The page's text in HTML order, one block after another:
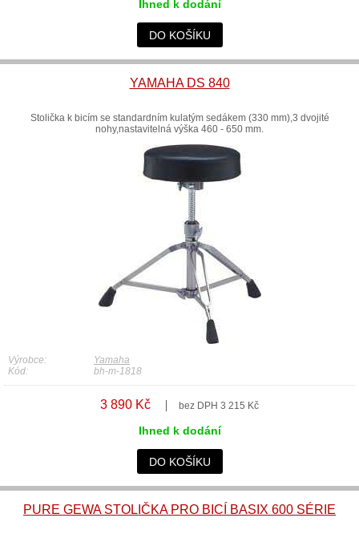
Ihned k dodání
DO KOŠÍKU
YAMAHA DS 840
Stolička k bicím se standardním kulatým sedákem (330 mm),3 dvojité
nohy,nastavitelná výška 460 - 650 mm.
Výrobce:
Yamaha
Kód:
bh-m-1818
3 890 Kč bez DPH 3 215 Kč
Ihned k dodání
DO KOŠÍKU
PURE GEWA STOLIČKA PRO BICÍ BASIX 600 SÉRIE